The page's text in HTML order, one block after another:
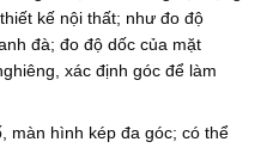
kế nội thất; như đo độ
đà; đo độ dốc của mặt
xác định góc để làm
màn hình kép đa góc; có thể